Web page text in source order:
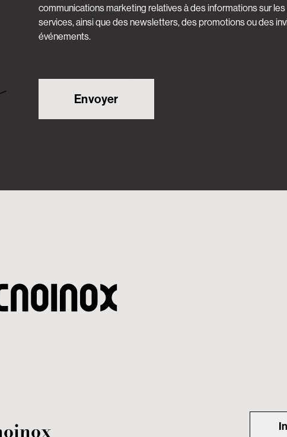
communications marketing relatives à des informations sur
services, ainsi que des newsletters, des promotions ou des
événements.